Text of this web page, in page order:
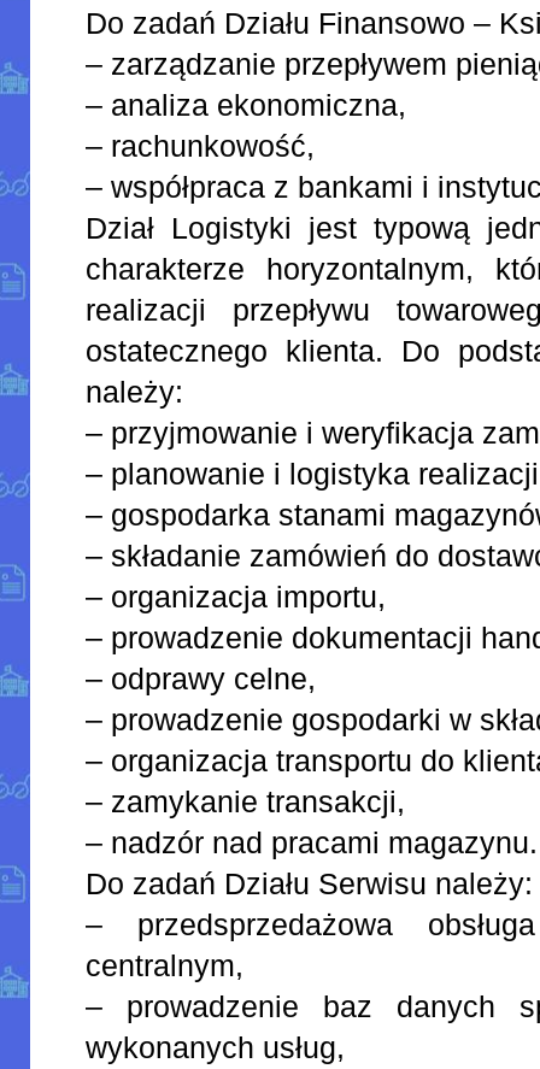
Do zadań Działu Finansowo –
– zarządzanie przepływem
– analiza ekonomiczna,
– rachunkowość,
– współpraca z bankami i
Dział Logistyki jest typową
charakterze horyzontalnym,
realizacji przepływu
ostatecznego klienta. Do
należy:
– przyjmowanie i weryfikacja
– planowanie i logistyka
– gospodarka stanami
– składanie zamówień do
– organizacja importu,
– prowadzenie dokumentacji
– odprawy celne,
– prowadzenie gospodarki w
– organizacja transportu do
– zamykanie transakcji,
– nadzór nad pracami magazynu.
Do zadań Działu Serwisu należy:
– przedsprzedażowa
centralnym,
– prowadzenie baz danych
wykonanych usług,